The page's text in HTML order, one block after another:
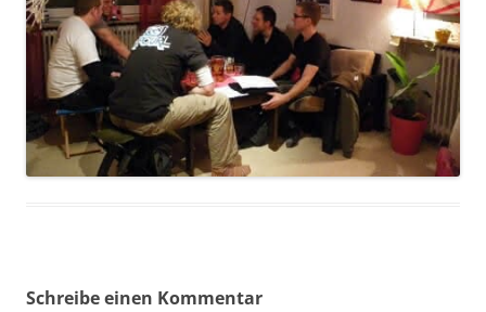
Schreibe einen Kommentar